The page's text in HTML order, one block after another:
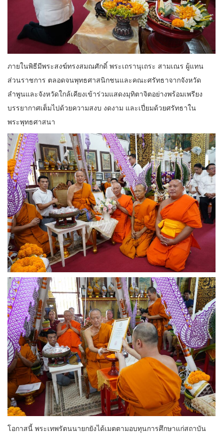
ภายในพิธีมีพระสงฆ์ทรงสมณศักดิ์ พระเถรานุเถระ สามเณร ผู้แทน
ส่วนราชการ ตลอดจนพุทธศาสนิกชนและคณะศรัทธาจากจังหวัด
ลำพูนและจังหวัดใกล้เคียงเข้าร่วมแสดงมุทิตาจิตอย่างพร้อมเพรียง
บรรยากาศเต็มไปด้วยความสงบ งดงาม และเปี่ยมด้วยศรัทธาใน
พระพุทธศาสนา
โอกาสนี้ พระเทพรัตนนายกยังได้เมตตามอบทุนการศึกษาแก่สถาบัน